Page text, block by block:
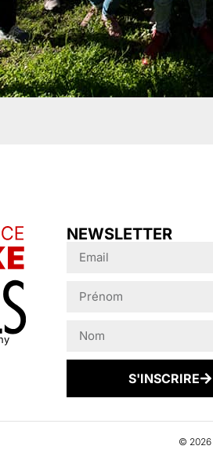
NEWSLETTER
S'INSCRIRE
© 2026